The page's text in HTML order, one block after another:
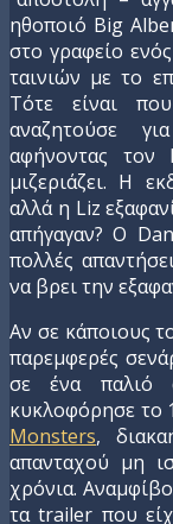
ηθοποιό Big
στο γραφείο
ταινιών με το
Τότε είναι
αναζητούσε
αφήνοντας
μιζεριάζει. H
αλλά η Liz
απήγαγαν? Ο
πολλές
να βρει την
Αν σε κάποιους
παρεμφερές
σε ένα παλιό
κυκλοφόρησε το
Monsters,
απανταχού μη
χρόνια.
τα trailer που